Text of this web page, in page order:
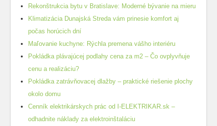
Rekonštrukcia bytu v Bratislave: Moderné bývanie na mieru
Klimatizácia Dunajská Streda vám prinesie komfort aj
počas horúcich dní
Maľovanie kuchyne: Rýchla premena vášho interiéru
Pokládka plávajúcej podlahy cena za m2 – Čo ovplyvňuje
cenu a realizáciu?
Pokládka zatrávňovacej dlažby – praktické riešenie plochy
okolo domu
Cenník elektrikárskych prác od I-ELEKTRIKAR.sk –
odhadnite náklady za elektroinštaláciu